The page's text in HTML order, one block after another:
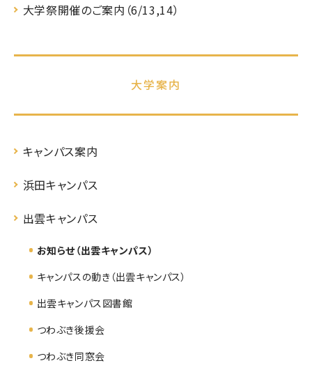
大学祭開催のご案内（6/13,14）
大学案内
キャンパス案内
浜田キャンパス
出雲キャンパス
お知らせ（出雲キャンパス）
キャンパスの動き（出雲キャンパス）
出雲キャンパス図書館
つわぶき後援会
つわぶき同窓会